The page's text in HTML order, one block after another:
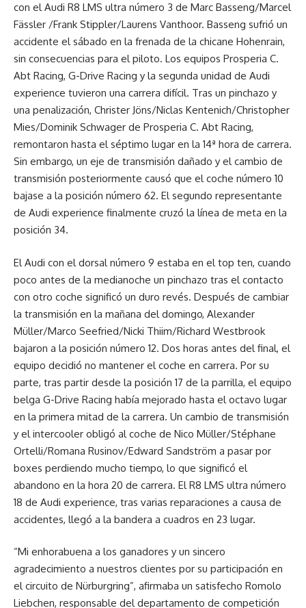
con el Audi R8 LMS ultra número 3 de Marc Basseng/Marcel
Fässler /Frank Stippler/Laurens Vanthoor. Basseng sufrió un
accidente el sábado en la frenada de la chicane Hohenrain,
sin consecuencias para el piloto. Los equipos Prosperia C.
Abt Racing, G-Drive Racing y la segunda unidad de Audi
experience tuvieron una carrera difícil. Tras un pinchazo y
una penalización, Christer Jöns/Niclas Kentenich/Christopher
Mies/Dominik Schwager de Prosperia C. Abt Racing,
remontaron hasta el séptimo lugar en la 14ª hora de carrera.
Sin embargo, un eje de transmisión dañado y el cambio de
transmisión posteriormente causó que el coche número 10
bajase a la posición número 62. El segundo representante
de Audi experience finalmente cruzó la línea de meta en la
posición 34.
El Audi con el dorsal número 9 estaba en el top ten, cuando
poco antes de la medianoche un pinchazo tras el contacto
con otro coche significó un duro revés. Después de cambiar
la transmisión en la mañana del domingo, Alexander
Müller/Marco Seefried/Nicki Thiim/Richard Westbrook
bajaron a la posición número 12. Dos horas antes del final, el
equipo decidió no mantener el coche en carrera. Por su
parte, tras partir desde la posición 17 de la parrilla, el equipo
belga G-Drive Racing había mejorado hasta el octavo lugar
en la primera mitad de la carrera. Un cambio de transmisión
y el intercooler obligó al coche de Nico Müller/Stéphane
Ortelli/Romana Rusinov/Edward Sandström a pasar por
boxes perdiendo mucho tiempo, lo que significó el
abandono en la hora 20 de carrera. El R8 LMS ultra número
18 de Audi experience, tras varias reparaciones a causa de
accidentes, llegó a la bandera a cuadros en 23 lugar.
“Mi enhorabuena a los ganadores y un sincero
agradecimiento a nuestros clientes por su participación en
el circuito de Nürburgring”, afirmaba un satisfecho Romolo
Liebchen, responsable del departamento de competición